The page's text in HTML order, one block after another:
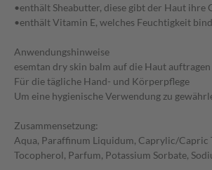
•enthält Sheabutter, diese gibt der Haut
•enthält Vitamin E, welches Feuchtigkeit
Anwendungshinweise
esemtan dry skin balm auf die Haut
Für die tägliche Hand- und Körperpflege
Um eine hygienische Verwendung zu
Zusammensetzung:
Aqua, Paraffinum Liquidum, Caprylic/
Tocopherol, Parfum, Potassium Sorbate,